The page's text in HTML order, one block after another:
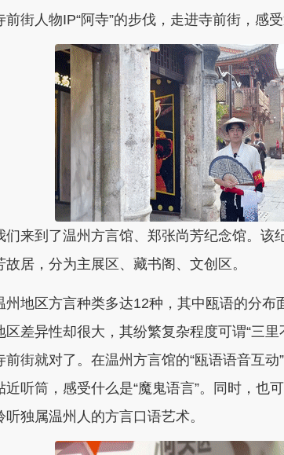
前街人物IP“阿寺”的步伐，走进寺前街，感
到了温州方言馆、郑张尚芳纪念馆。该
居，分为主展区、藏书阁、文创区。
区方言种类多达12种，其中瓯语的分布
区差异性却很大，其纷繁复杂程度可谓“三
前街就对了。在温州方言馆的“瓯语语音互
听筒，感受什么是“魔鬼语言”。同时，也
独属温州人的方言口语艺术。